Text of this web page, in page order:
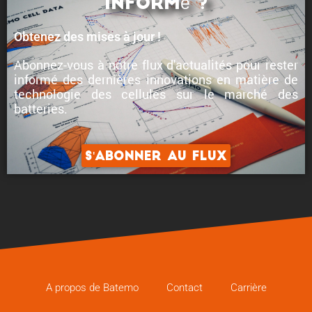
informé ?
Obtenez des mises à jour !
Abonnez-vous à notre flux d'actualités pour rester
informé desdernières innovations en matière de
technologie des cellulessur le marché des
batteries.
S'abonner au flux
A propos de Batemo Contact Carrière